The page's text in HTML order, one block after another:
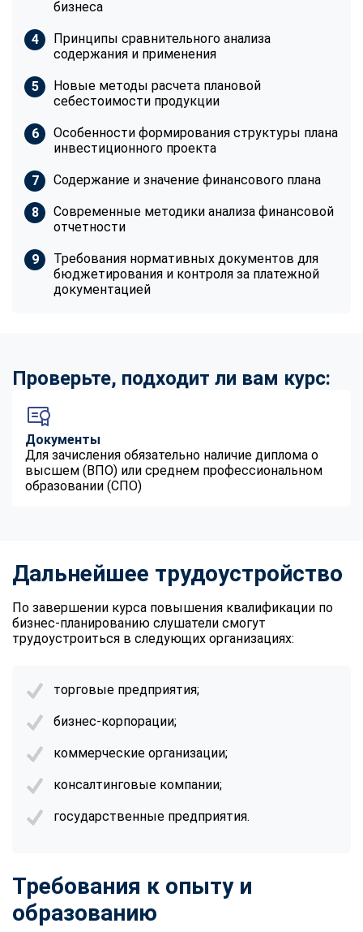
бизнеса
Принципы сравнительного анализа
содержания и применения
Новые методы расчета плановой
себестоимости продукции
Особенности формирования структуры плана
инвестиционного проекта
Содержание и значение финансового плана
Современные методики анализа финансовой
отчетности
Требования нормативных документов для
бюджетирования и контроля за платежной
документацией
Проверьте, подходит ли вам курс:
Документы
Для зачисления обязательно наличие диплома о
высшем (ВПО) или среднем профессиональном
образовании (СПО)
Дальнейшее трудоустройство
По завершении курса повышения квалификации по
бизнес-планированию слушатели смогут
трудоустроиться в следующих организациях:
торговые предприятия;
бизнес-корпорации;
коммерческие организации;
консалтинговые компании;
государственные предприятия.
Требования к опыту и
образованию